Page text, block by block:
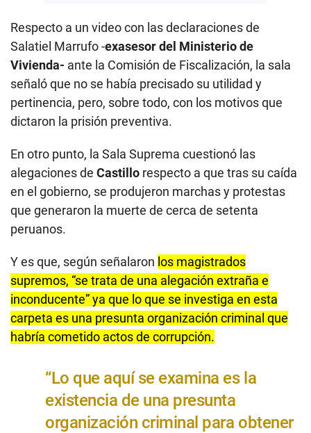
Respecto a un video con las declaraciones de
Salatiel Marrufo -exasesor del Ministerio de
Vivienda- ante la Comisión de Fiscalización, la sala
señaló que no se había precisado su utilidad y
pertinencia, pero, sobre todo, con los motivos que
dictaron la prisión preventiva.
En otro punto, la Sala Suprema cuestionó las
alegaciones de Castillo respecto a que tras su caída
en el gobierno, se produjeron marchas y protestas
que generaron la muerte de cerca de setenta
peruanos.
Y es que, según señalaron los magistrados
supremos, “se trata de una alegación extraña e
inconducente” ya que lo que se investiga en esta
carpeta es una presunta organización criminal que
habría cometido actos de corrupción.
“Lo que aquí se examina es la
existencia de una presunta
organización criminal para obtener